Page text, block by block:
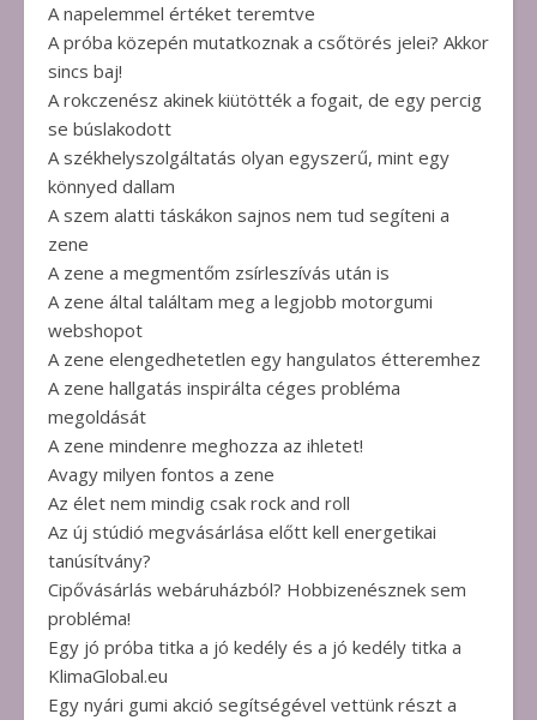
A napelemmel értéket teremtve
A próba közepén mutatkoznak a csőtörés jelei? Akkor
sincs baj!
A rokczenész akinek kiütötték a fogait, de egy percig
se búslakodott
A székhelyszolgáltatás olyan egyszerű, mint egy
könnyed dallam
A szem alatti táskákon sajnos nem tud segíteni a
zene
A zene a megmentőm zsírleszívás után is
A zene által találtam meg a legjobb motorgumi
webshopot
A zene elengedhetetlen egy hangulatos étteremhez
A zene hallgatás inspirálta céges probléma
megoldását
A zene mindenre meghozza az ihletet!
Avagy milyen fontos a zene
Az élet nem mindig csak rock and roll
Az új stúdió megvásárlása előtt kell energetikai
tanúsítvány?
Cipővásárlás webáruházból? Hobbizenésznek sem
probléma!
Egy jó próba titka a jó kedély és a jó kedély titka a
KlimaGlobal.eu
Egy nyári gumi akció segítségével vettünk részt a